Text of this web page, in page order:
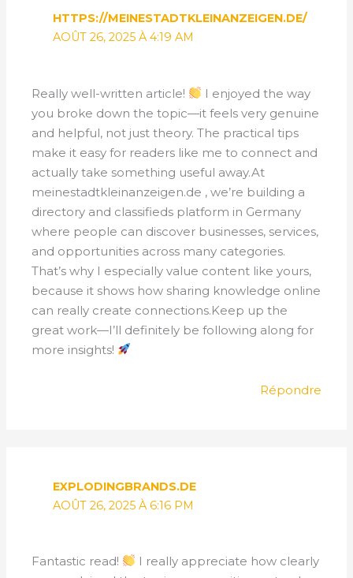
HTTPS://MEINESTADTKLEINANZEIGEN.DE/
AOÛT 26, 2025 À 4:19 AM
Really well-written article!
I enjoyed the way
you broke down the topic—it feels very genuine
and helpful, not just theory. The practical tips
make it easy for readers like me to connect and
actually take something useful away.At
meinestadtkleinanzeigen.de , we’re building a
directory and classifieds platform in Germany
where people can discover businesses, services,
and opportunities across many categories.
That’s why I especially value content like yours,
because it shows how sharing knowledge online
can really create connections.Keep up the
great work—I’ll definitely be following along for
more insights!
Répondre
EXPLODINGBRANDS.DE
AOÛT 26, 2025 À 6:16 PM
Fantastic read!
I really appreciate how clearly